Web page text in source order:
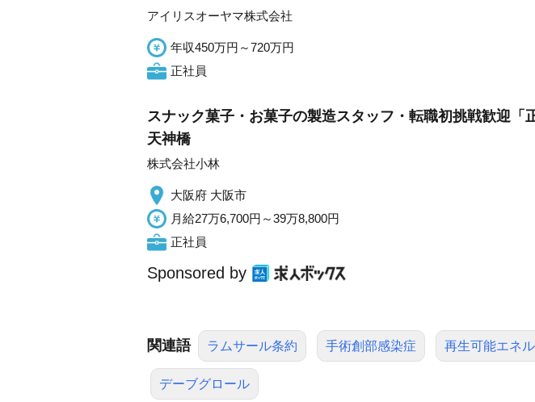
アイリスオーヤマ株式会社
年収450万円～720万円
正社員
スナック菓子・お菓子の製造スタッフ・転職初挑戦歓迎
天神橋
株式会社小林
大阪府 大阪市
月給27万6,700円～39万8,800円
正社員
Sponsored by
関連語 ラムサール条約 手術創部感染症 再生可能エネ
デーブグロール